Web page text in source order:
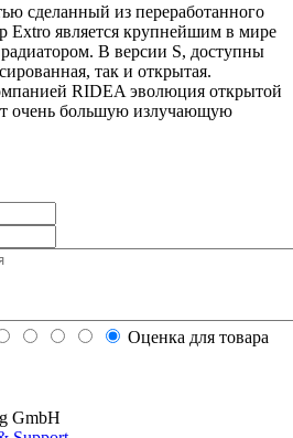
сделанный из переработанного
Extro является крупнейшим в мире
В версии S, доступны
так и открытая.
RIDEA эволюция открытой
очень большую излучающую
Оценка для товара
GmbH